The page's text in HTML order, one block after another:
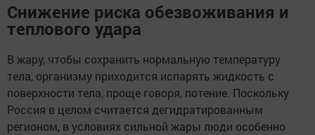
Снижение риска обезвоживания и
теплового удара
В жару, чтобы сохранить нормальную температуру
тела, организму приходится испарять жидкость с
поверхности тела, проще говоря, потение. Поскольку
Россия в целом считается дегидратированным
регионом, в условиях сильной жары люди особенно